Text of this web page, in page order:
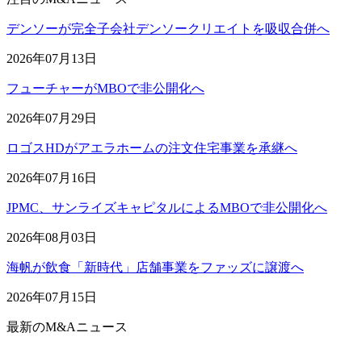
デンソーが完全子会社デンソークリエイトを吸収合併へ
2026年07月13日
フューチャーがMBOで非公開化へ
2026年07月29日
ロゴスHDがアエラホームの注文住宅事業を承継へ
2026年07月16日
JPMC、サンライズキャピタルによるMBOで非公開化へ
2026年08月03日
海帆が飲食「新時代」店舗事業をファッズに譲渡へ
2026年07月15日
最新のM&Aニュース